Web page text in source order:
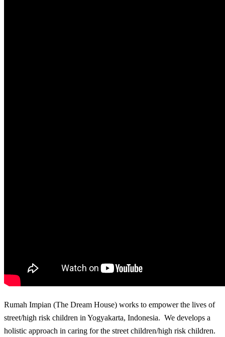
Rumah Impian (The Dream House) works to empower the lives of
street/high risk children in Yogyakarta, Indonesia. We develops a
holistic approach in caring for the street children/high risk children.